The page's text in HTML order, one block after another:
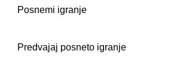
Posnemi igranje
Predvajaj posneto igranje